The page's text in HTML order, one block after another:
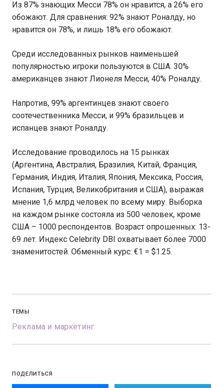
Из 87% знающих Месси 78% он нравится, а 26% его
обожают. Для сравнения: 92% знают Роналду, но
нравится он 78%, и лишь 18% его обожают.
Среди исследованных рынков наименьшей
популярностью игроки пользуются в США. 30%
американцев знают Лионеля Месси, 40% Роналду.
Напротив, 99% аргентинцев знают своего
соотечественника Месси, и 99% бразильцев и
испанцев знают Роналду.
Исследование проводилось на 15 рынках
(Аргентина, Австралия, Бразилия, Китай, Франция,
Германия, Индия, Италия, Япония, Мексика, Россия,
Испания, Турция, Великобритания и США), выражая
мнение 1,6 млрд человек по всему миру. Выборка
на каждом рынке состояла из 500 человек, кроме
США – 1000 респондентов. Возраст опрошенных: 13-
69 лет. Индекс Celebrity DBI охватывает более 7000
знаменитостей. Обменный курс: €1 = $1.25.
ТЕМЫ
Реклама и маркетинг
ПОДЕЛИТЬСЯ